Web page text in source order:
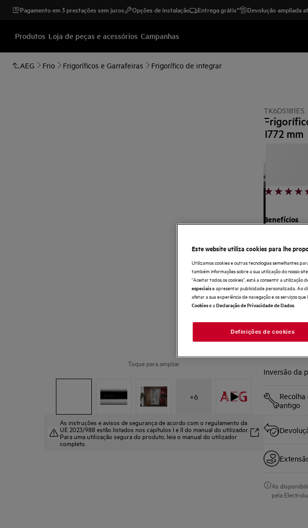
Pagamento em 3 prestações sem juros Opções de instalação Entrega grátis* Devolução ampliada
Produtos Loja de peças e acessórios Campanhas
AEG Frio Frigoríficos e Garrafeiras Frigorífico de integrar
Toque para ampliar
+6
As instruções e avisos de segurança de acordo com o regulamento da
UE 2023/988 estão listados nos capítulos I e II do manual do utilizador.
Para uma utilização segura do produto, leia o manual do utilizador
completo.
TK6DS181ES
1772 mm
Benefícios
O sistema
constante em
Revestimento
plástico
Compre
Serviço
Inversão da
antigo
As
pela
Este website utiliza cookies para lhe
Utilizamos cookies e outras tecnologias semelhantes
também informações sobre a sua utilização do nosso
"Aceitar todos os cookies”, está a consentir a utilização
especiaise apresentar publicidade personalizada. Ao
afetar a sua experiência de navegação e os serviços
Cookiese aDeclaração de Privacidade de Dados
Definições de cookies